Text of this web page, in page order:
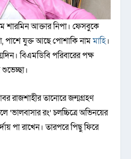
শারমিন আক্তার নিপা। ফেসবুকে
পাশে যুক্ত আছে পোশাকি নামমাহি।
বিএমডিবি পরিবারের পক্ষ
রাজশাহীর তানোরে জন্মগ্রহণ
‘ভালবাসার রং’ চলচ্চিত্রে অভিনয়ের
পা রাখেন। তারপরে পিছু ফিরে